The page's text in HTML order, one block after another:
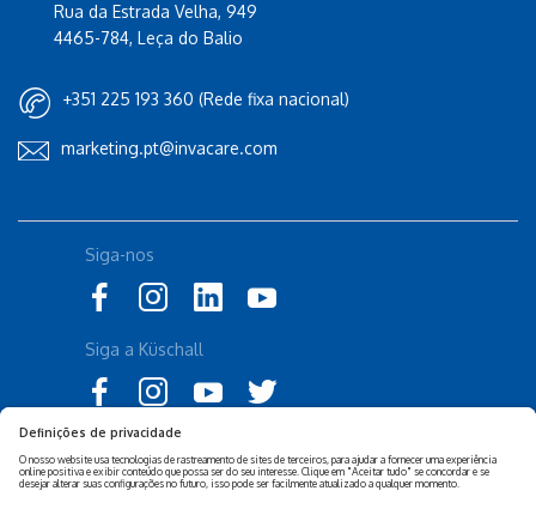
Rua da Estrada Velha, 949
4465-784, Leça do Balio
+351 225 193 360 (Rede fixa nacional)
marketing.pt@invacare.com
Declaração de Acessibilidade
Política Legal Invacare
Siga-nos
Siga a Küschall